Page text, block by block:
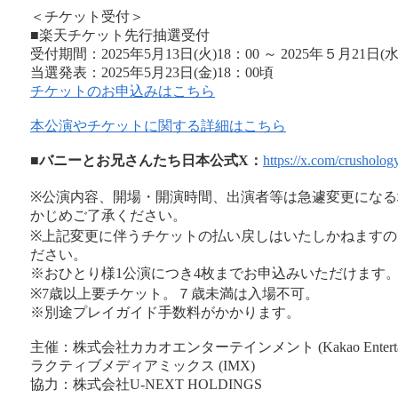
＜チケット受付＞
■楽天チケット先行抽選受付
受付期間：2025年5月13日(火)18：00 ～ 2025年５月21日(
当選発表：2025年5月23日(金)18：00頃
チケットのお申込みはこちら
本公演やチケットに関する詳細はこちら
■バニーとお兄さんたち日本公式X： https://x.com/
※公演内容、開場・開演時間、出演者等は急遽変更にな
かじめご了承ください。
※上記変更に伴うチケットの払い戻しはいたしかねます
ださい。
※おひとり様1公演につき4枚までお申込みいただけます
※7歳以上要チケット。７歳未満は入場不可。
※別途プレイガイド手数料がかかります。
主催：株式会社カカオエンターテインメント (Kakao
ラクティブメディアミックス (IMX)
協力：株式会社U-NEXT HOLDINGS